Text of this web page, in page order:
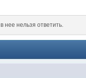
нее нельзя ответить.